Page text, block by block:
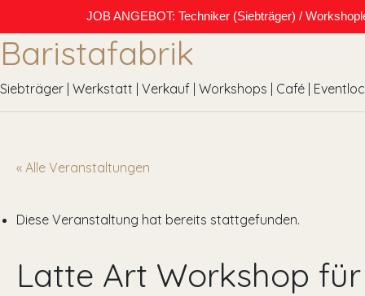
JOB ANGEBOT: Techniker (Siebträger) /
Baristafabrik
Siebträger | Werkstatt | Verkauf | Workshops | Café |
« Alle Veranstaltungen
Diese Veranstaltung hat bereits stattgefunden.
Latte Art Workshop für